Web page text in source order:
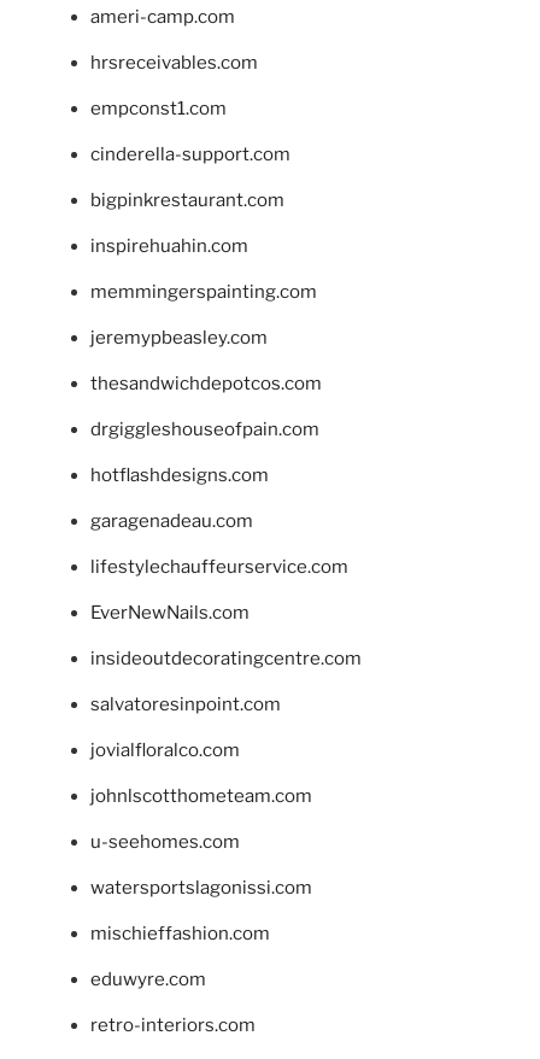
ameri-camp.com
hrsreceivables.com
empconst1.com
cinderella-support.com
bigpinkrestaurant.com
inspirehuahin.com
memmingerspainting.com
jeremypbeasley.com
thesandwichdepotcos.com
drgiggleshouseofpain.com
hotflashdesigns.com
garagenadeau.com
lifestylechauffeurservice.com
EverNewNails.com
insideoutdecoratingcentre.com
salvatoresinpoint.com
jovialfloralco.com
johnlscotthometeam.com
u-seehomes.com
watersportslagonissi.com
mischieffashion.com
eduwyre.com
retro-interiors.com